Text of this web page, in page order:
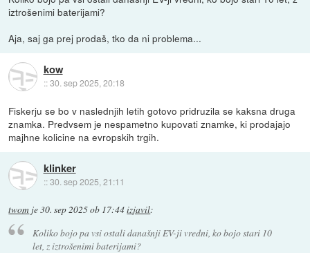
iztrošenimi baterijami?
Aja, saj ga prej prodaš, tko da ni problema...
kow
::30. sep 2025, 20:18
Fiskerju se bo v naslednjih letih gotovo pridruzila se kaksna druga
znamka. Predvsem je nespametno kupovati znamke, ki prodajajo
majhne kolicine na evropskih trgih.
klinker
::30. sep 2025, 21:11
twom je30. sep 2025 ob 17:44izjavil:
Koliko bojo pa vsi ostali današnji EV-ji vredni, ko bojo stari 10
let, z iztrošenimi baterijami?